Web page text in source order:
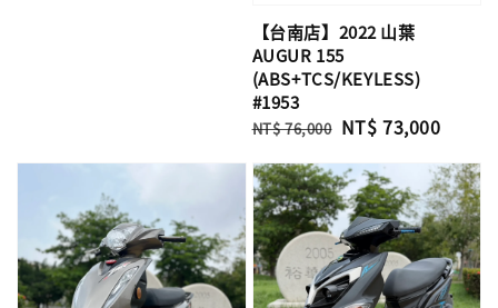
【台南店】2022 山葉
AUGUR 155
(ABS+TCS/KEYLESS)
#1953
Regular
NT$ 76,000 Sale
NT$ 73,000